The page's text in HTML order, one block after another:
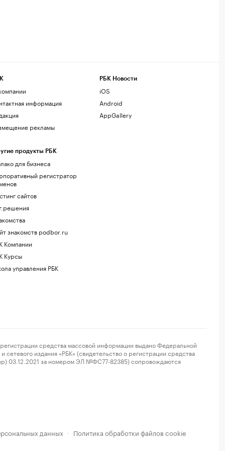
информация
рекламы
продукты РБК
для бизнеса
регистратор
сайтов
знакомств podbor.ru
Компании
Курсы
управления РБК
РБК Новости
iOS
Android
AppGallery
средства массовой информации выдано Федеральной
издания «РБК» (свидетельство о регистрации средства
03.12.2021 за номером ЭЛ №ФС77-82385) сопровождаются
данных · Политика обработки файлов cookie